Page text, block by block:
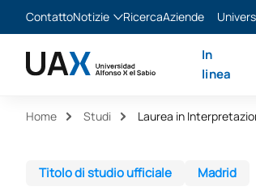
ContattoNotizie
Notizie
RicercaAziende
XTART
In
linea
Home Studi Laurea in
Titolo di studio ufficiale Madrid